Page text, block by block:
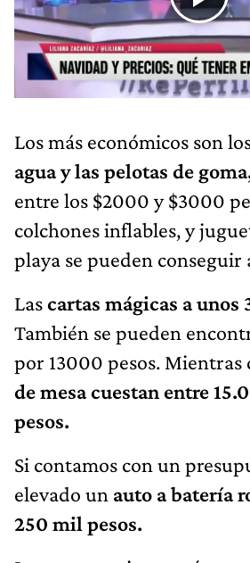
Los más económicos son
agua y las pelotas de
entre los $2000 y $3000
colchones inflables, y
playa se pueden conseguir
Lascartas mágicas a unos
También se pueden
por 13000 pesos. Mientras
de mesa cuestan entre
pesos.
Si contamos con un
elevado un auto a batería
250 mil pesos.